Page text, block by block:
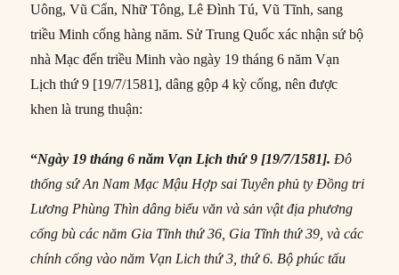
Uông, Vũ Cẩn, Nhữ Tông, Lê Đình Tú, Vũ Tĩnh, sang
triều Minh cống hàng năm. Sử Trung Quốc xác nhận sứ bộ
nhà Mạc đến triều Minh vào ngày 19 tháng 6 năm Vạn
Lịch thứ 9 [19/7/1581], dâng gộp 4 kỳ cống, nên được
khen là trung thuận:
“Ngày 19 tháng 6 năm Vạn Lịch thứ 9 [19/7/1581].Đô
thống sứ An Nam Mạc Mậu Hợp sai Tuyên phủ ty Đồng tri
Lương Phùng Thìn dâng biểu văn và sản vật địa phương
cống bù các năm Gia Tĩnh thứ 36, Gia Tĩnh thứ 39, và các
chính cống vào năm Vạn Lich thứ 3, thứ 6. Bộ phúc tấu